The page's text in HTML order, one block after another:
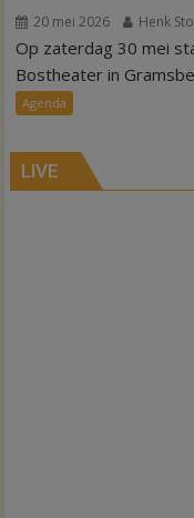
20 mei 2026 Henk
Op zaterdag 30 mei
Bostheater in
Agenda
LIVE